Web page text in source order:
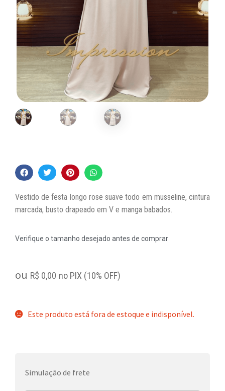
Vestido de festa longo rose suave todo em musseline, cintura
marcada, busto drapeado em V e manga babados.
Verifique o tamanho desejado antes de comprar
ou R$ 0,00 no PIX (10% OFF)
Este produto está fora de estoque e indisponível.
Simulação de frete